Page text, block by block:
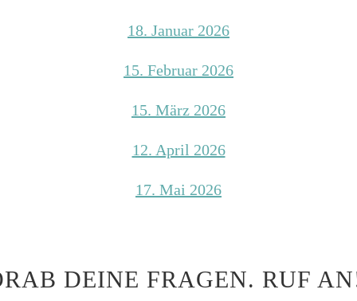
18. Januar 2026
15. Februar 2026
15. März 2026
12. April 2026
17. Mai 2026
DEINE FRAGEN. RUF